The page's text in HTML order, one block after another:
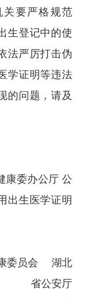
要严格规范
生登记中的使
法严厉打击伪
学证明等违法
的问题，请及
康委办公厅 公
出生医学证明
员会
湖北
省公安厅